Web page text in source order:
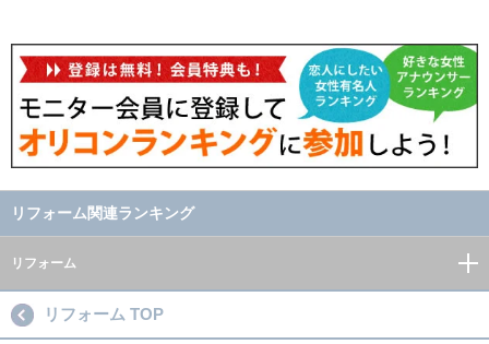
リフォーム関連ランキング
リフォーム
リフォーム TOP